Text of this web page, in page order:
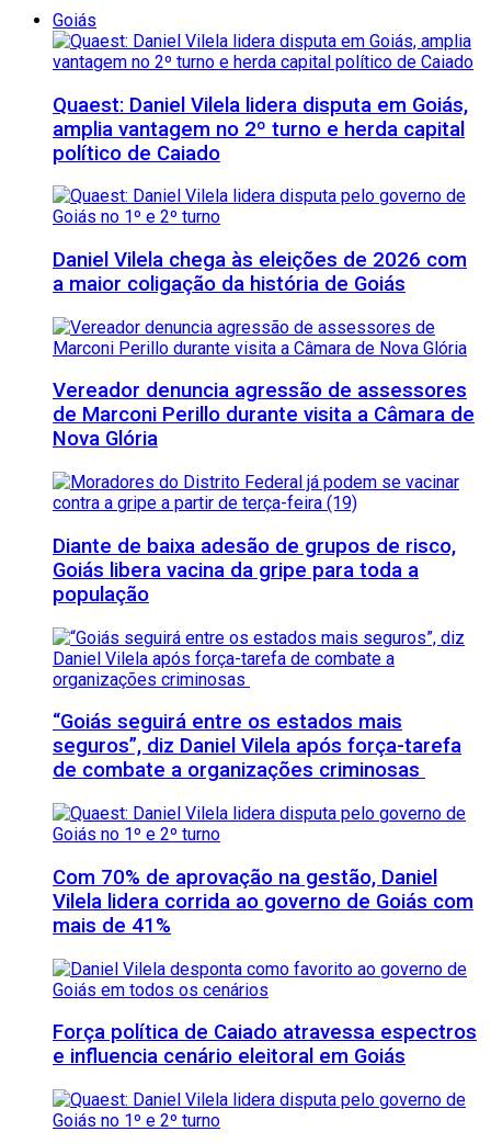
Goiás
Quaest: Daniel Vilela lidera disputa em Goiás,
amplia vantagem no 2º turno e herda capital
político de Caiado
Daniel Vilela chega às eleições de 2026 com
a maior coligação da história de Goiás
Vereador denuncia agressão de assessores
de Marconi Perillo durante visita a Câmara de
Nova Glória
Diante de baixa adesão de grupos de risco,
Goiás libera vacina da gripe para toda a
população
“Goiás seguirá entre os estados mais
seguros”, diz Daniel Vilela após força-tarefa
de combate a organizações criminosas
Com 70% de aprovação na gestão, Daniel
Vilela lidera corrida ao governo de Goiás com
mais de 41%
Força política de Caiado atravessa espectros
e influencia cenário eleitoral em Goiás